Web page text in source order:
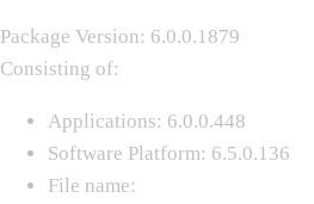
Package Version: 6.0.0.1879
Consisting of:
Applications: 6.0.0.448
Software Platform: 6.5.0.136
File name: